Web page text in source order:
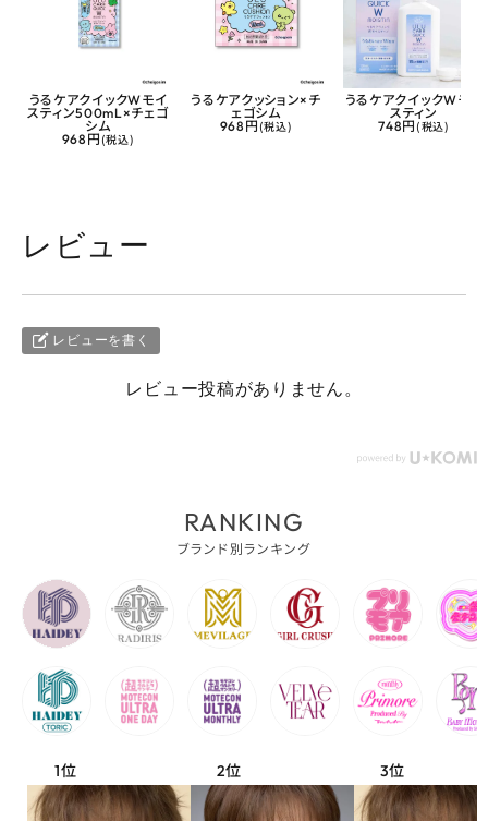
うるケアクイックWモイ
スティン500mL×チェゴ
シム
968円 (税込)
うるケアクッション×チ
ェゴシム
968円 (税込)
うるケアクイックWモイ
スティン
748円 (税込)
レビュー
レビューを書く
レビュー投稿がありません。
RANKING
ブランド別ランキング